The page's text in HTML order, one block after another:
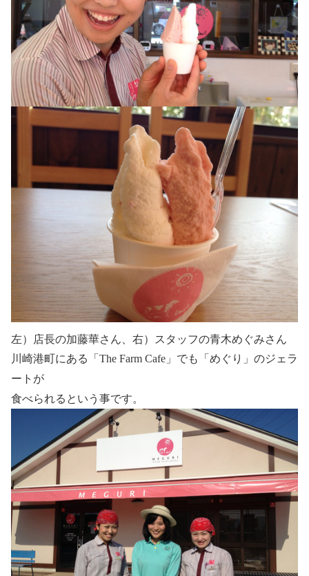
左）店長の加藤華さん、右）スタッフの青木めぐみさん
川崎港町にある「The Farm Cafe」でも「めぐり」のジェラ
ートが
食べられるという事です。